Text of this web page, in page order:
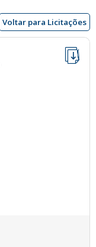
Voltar para Licitações